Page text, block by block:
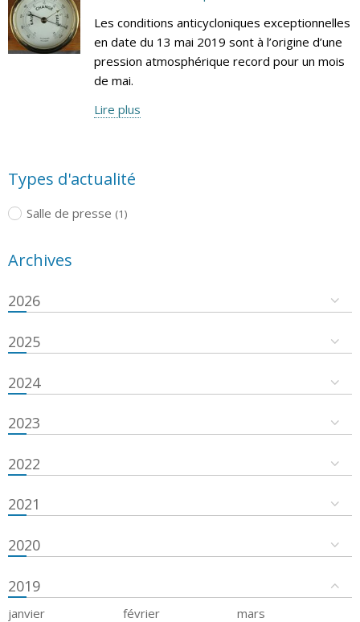
Les conditions anticycloniques exceptionnelles
en date du 13 mai 2019 sont à l’origine d’une
pression atmosphérique record pour un mois
de mai.
Lire plus
Types d'actualité
Salle de presse (1)
Archives
2026
2025
2024
2023
2022
2021
2020
2019
janvier février
mars